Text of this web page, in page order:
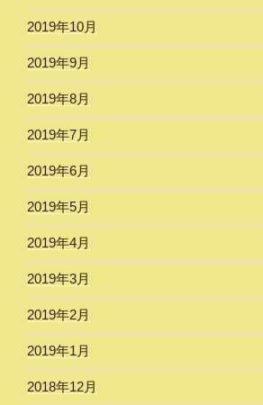
2019年10月
2019年9月
2019年8月
2019年7月
2019年6月
2019年5月
2019年4月
2019年3月
2019年2月
2019年1月
2018年12月